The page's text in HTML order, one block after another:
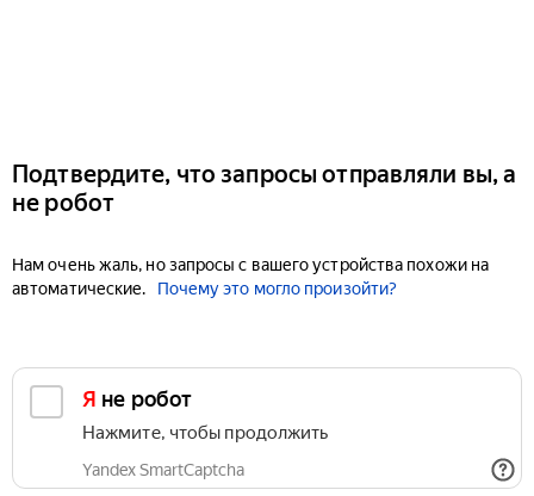
Подтвердите, что запросы отправляли вы, а
не робот
Нам очень жаль, но запросы с вашего устройства похожи на
автоматические.
Почему это могло произойти?
Я не робот
Нажмите, чтобы продолжить
Yandex SmartCaptcha